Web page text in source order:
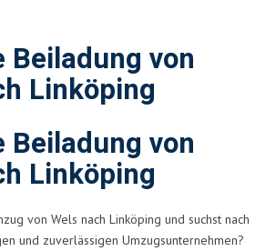
Beiladung von
Linköping
Beiladung von
Linköping
von Wels nach Linköping und suchst nach
und zuverlässigen Umzugsunternehmen?